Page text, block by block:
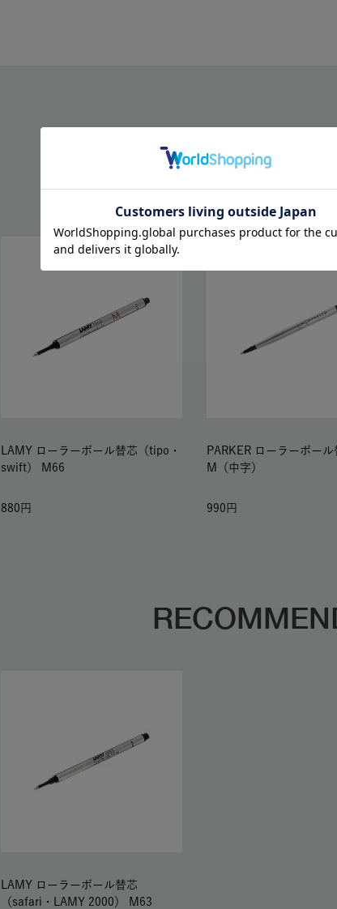
RELATED
LAMY ローラーボール替芯（tipo・
swift） M66
880
PARKER ローラーボール
M（中字）
990
LAMY ローラーボール替芯
（safari・LAMY 2000） M63